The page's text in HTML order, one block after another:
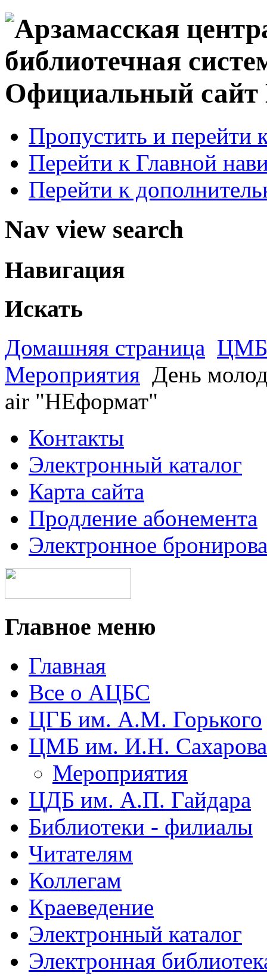
Официальный
Пропустить и перейти
Перейти к Главной
Перейти к
Nav view search
Навигация
Искать
Домашняя страница ЦМБ
Мероприятия День
air "НЕформат"
Контакты
Электронный каталог
Карта сайта
Продление абонемента
Электронное
Главное меню
Главная
Все о АЦБС
ЦГБ им. А.М. Горького
ЦМБ им. И.Н. Сахарова
Мероприятия
ЦДБ им. А.П. Гайдара
Библиотеки - филиалы
Читателям
Коллегам
Краеведение
Электронный каталог
Электронная